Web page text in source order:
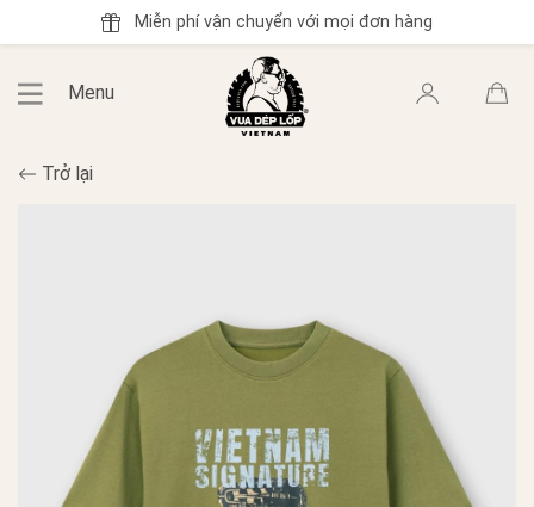
Miễn phí vận chuyển với mọi đơn hàng
Menu
Trở lại